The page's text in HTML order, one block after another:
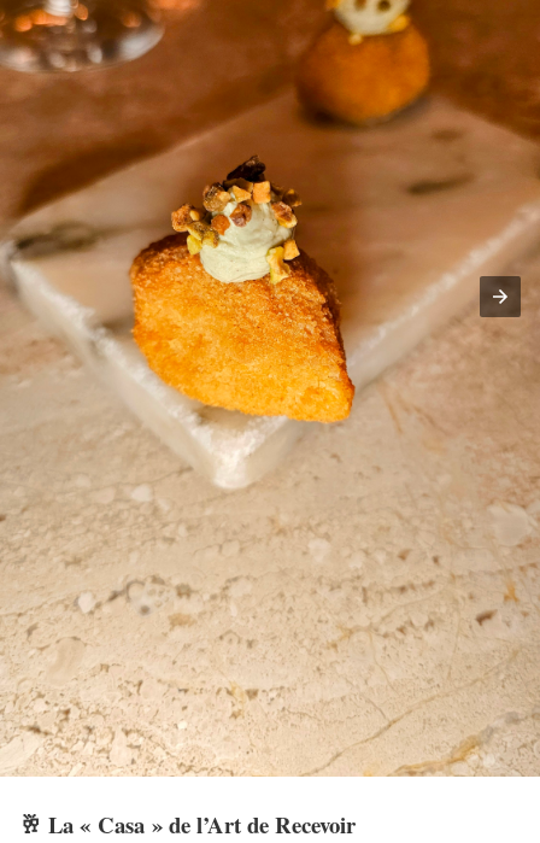
🥂 La « Casa » de l’Art de Recevoir